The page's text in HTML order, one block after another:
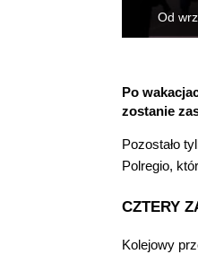
Od
Po
zostanie
Pozostało
Polregio,
CZTERY
Kolejowy